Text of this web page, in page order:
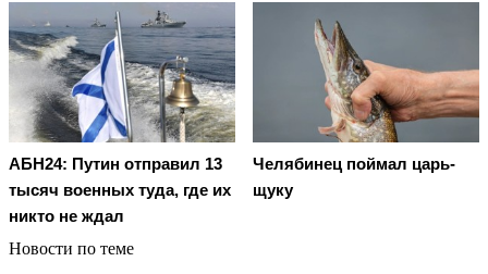
АБН24: Путин отправил 13
тысяч военных туда, где их
никто не ждал
Челябинец поймал царь-
щуку
Новости по теме